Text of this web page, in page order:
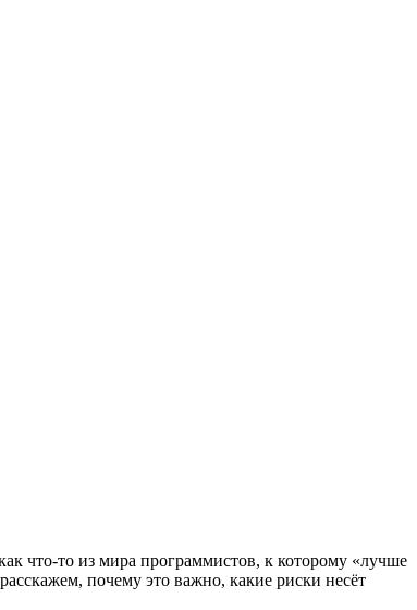
что-то из мира программистов, к которому «лучше
почему это важно, какие риски несёт